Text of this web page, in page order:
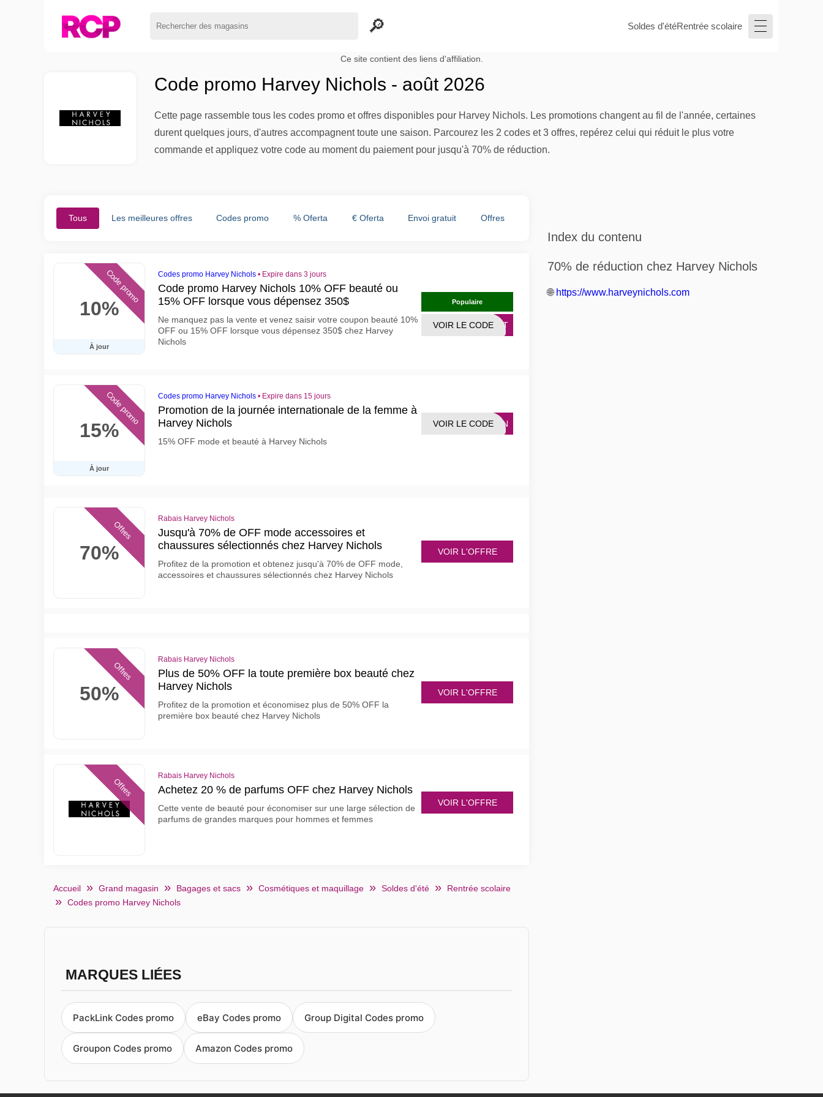
Soldes d'étéRentrée scolaire
Ce site contient des liens d'affiliation.
Code promo Harvey Nichols - août 2026
Cette page rassemble tous les codes promo et offres disponibles pour Harvey Nichols. Les promotions changent au fil de l'année, certaines
durent quelques jours, d'autres accompagnent toute une saison. Parcourez les 2 codes et 3 offres, repérez celui qui réduit le plus votre
commande et appliquez votre code au moment du paiement pour jusqu'à 70% de réduction.
Tous Les meilleures offres Codes promo % Oferta € Oferta Envoi gratuit Offres
10%
À jour
Code promo Codes promo Harvey Nichols • Expire dans 3 jours
Code promo Harvey Nichols 10% OFF beauté ou
15% OFF lorsque vous dépensez 350$
Ne manquez pas la vente et venez saisir votre coupon beauté 10%
OFF ou 15% OFF lorsque vous dépensez 350$ chez Harvey
Nichols
Populaire
YINT
VOIR LE CODE
15%
À jour
Code promo Codes promo Harvey Nichols • Expire dans 15 jours
Promotion de la journée internationale de la femme à
Harvey Nichols
15% OFF mode et beauté à Harvey Nichols
WDHN
VOIR LE CODE
70%
Offres
Rabais Harvey Nichols
Jusqu'à 70% de OFF mode accessoires et
chaussures sélectionnés chez Harvey Nichols
Profitez de la promotion et obtenez jusqu'à 70% de OFF mode,
accessoires et chaussures sélectionnés chez Harvey Nichols
VOIR L'OFFRE
50%
Offres
Rabais Harvey Nichols
Plus de 50% OFF la toute première box beauté chez
Harvey Nichols
Profitez de la promotion et économisez plus de 50% OFF la
première box beauté chez Harvey Nichols
VOIR L'OFFRE
Offres
Rabais Harvey Nichols
Achetez 20 % de parfums OFF chez Harvey Nichols
Cette vente de beauté pour économiser sur une large sélection de
parfums de grandes marques pour hommes et femmes
VOIR L'OFFRE
Accueil Grand magasin Bagages et sacs Cosmétiques et maquillage Soldes d'été
Rentrée scolaire
Codes promo Harvey Nichols
MARQUES LIÉES
PackLink Codes promo eBay Codes promo Group Digital Codes promo
Groupon Codes promo Amazon Codes promo
Index du contenu
70% de réduction chez Harvey Nichols
🌐 https://www.harveynichols.com